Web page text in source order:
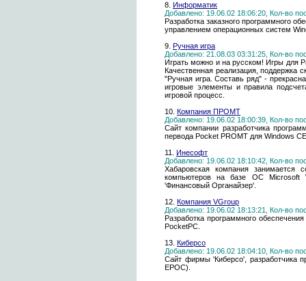
8. Информатик
Добавлено: 19.06.02 18:06:20, Кол-во
Разработка заказного программного
управлением операционных систем
9. Ручная игра
Добавлено: 21.08.03 03:31:25, Кол-во
Играть можно и на русском! Игры для
Качественная реализация, поддержка
"Ручная игра. Составь ряд" -
игровые элементы и правила
игровой процесс.
10. Компания ПРОМТ
Добавлено: 19.06.02 18:00:39, Кол-во
Сайт компании разработчика
первода Pocket PROMT для Windows
11. Инесофт
Добавлено: 19.06.02 18:10:42, Кол-во
Хабаровская компания занимается
компьютеров на базе ОС Microsoft
'Финансовый Органайзер'.
12. Компания VGroup
Добавлено: 19.06.02 18:13:21, Кол-во
Разработка программного
PocketPC.
13. Киберсо
Добавлено: 19.06.02 18:04:10, Кол-во
Сайт фирмы 'Киберсо', разработчика
EPOC).